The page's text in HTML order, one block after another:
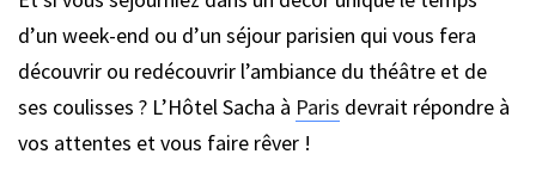
d’un week-end ou d’un séjour parisien qui vous fera
découvrir ou redécouvrir l’ambiance du théâtre et de
ses coulisses ? L’Hôtel Sacha à Paris devrait répondre à
vos attentes et vous faire rêver !